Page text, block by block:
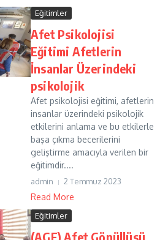
Eğitimler
Afet Psikolojisi
Eğitimi Afetlerin
İnsanlar Üzerindeki
psikolojik
Afet psikolojisi eğitimi, afetlerin
insanlar üzerindeki psikolojik
etkilerini anlama ve bu etkilerle
başa çıkma becerilerini
geliştirme amacıyla verilen bir
eğitimdir....
admin 2 Temmuz 2023
Read More
Eğitimler
(AGE) Afet Gönüllüsü